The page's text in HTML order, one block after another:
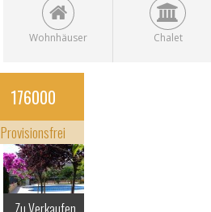
Wohnhäuser Chalet
IN UNI-NÄHE
Gandía, Valencian
Community
176000
Provisionsfrei